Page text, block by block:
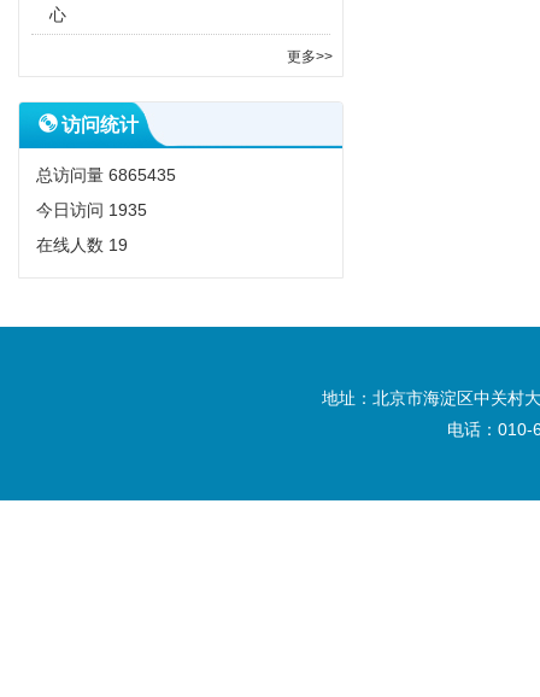
心
更多>>
访问统计
总访问量 6865435
今日访问 1935
在线人数 19
地址：北京市海淀区中关村
电话：